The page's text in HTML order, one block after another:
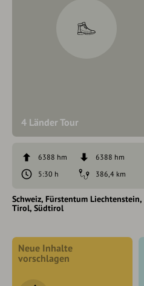
4 Länder Tour
6388 hm
6388 hm
5:30 h
386,4 km
Schweiz Fürstentum Liechtenstein
Tirol Südtirol
Neue Inhalte
vorschlagen